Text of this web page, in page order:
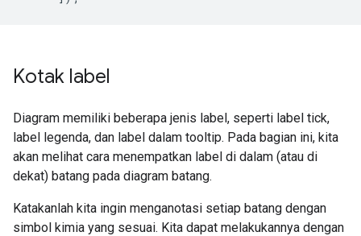
Kotak label
Diagram memiliki beberapa jenis label, seperti label tick,
label legenda, dan label dalam tooltip. Pada bagian ini, kita
akan melihat cara menempatkan label di dalam (atau di
dekat) batang pada diagram batang.
Katakanlah kita ingin menganotasi setiap batang dengan
simbol kimia yang sesuai. Kita dapat melakukannya dengan